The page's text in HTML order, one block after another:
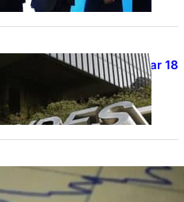
podem beneficiar 18
de 6 mil responsáveis com
Nordeste e Sudeste